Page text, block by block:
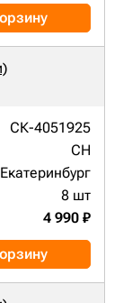
СК-4051925
CH
Екатеринбург
8 шт
4 990 ₽